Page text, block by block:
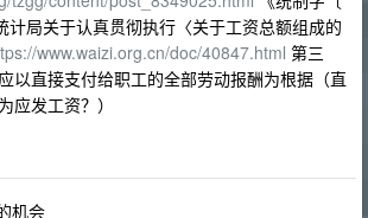
计局关于认真贯彻执行〈关于工资总额组成的
www.waizi.org.cn/doc/40847.html 第三
以直接支付给职工的全部劳动报酬为根据（直
应发工资？）
机会